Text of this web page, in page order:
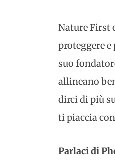
Nature First
proteggere
suo
allineano
dirci di più
ti piaccia
Parlaci di